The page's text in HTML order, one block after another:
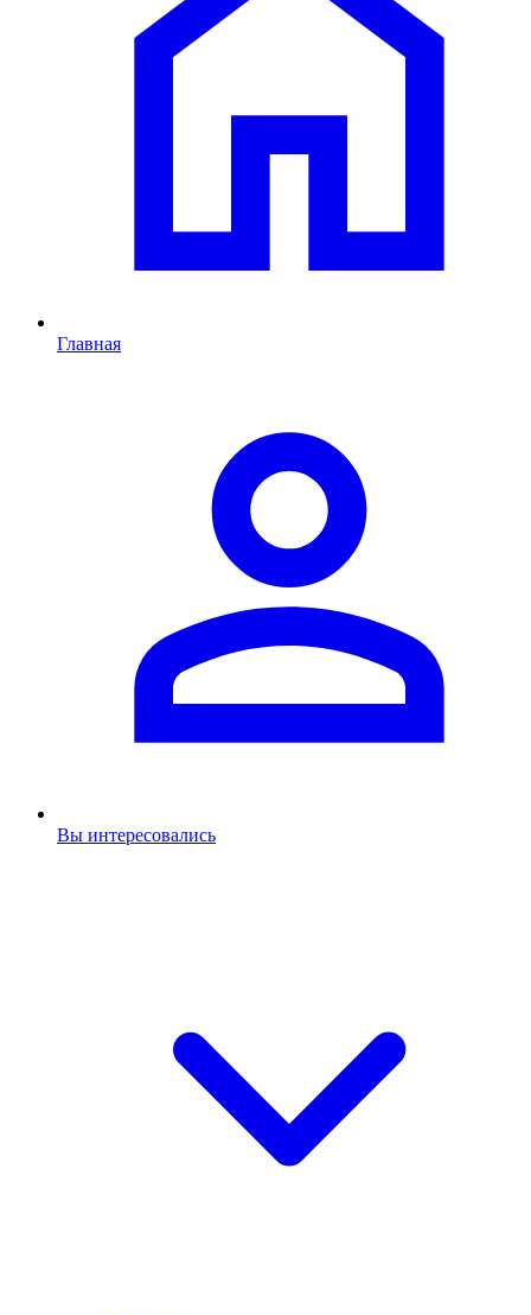
Главная
Вы интересовались